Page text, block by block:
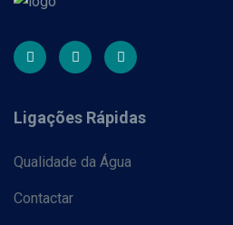
Ligações Rápidas
Qualidade da Água
Contactar